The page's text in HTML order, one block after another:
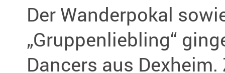
Der Wanderpokal
„Gruppenliebling“
Dancers aus